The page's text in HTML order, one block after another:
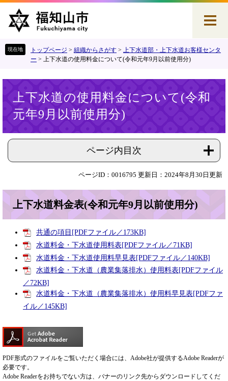
す
し
トップページ > 組織からさがす > 上下水道部・上下水道お客様センタ
ー > 上下水道の使用料金について(令和元年9月以前使用分)
上下水道の使用料金について(令和
元年9月以前使用分)
ページ内目次
ページID：0016795 更新日：2024年8月30日更新
上下水道料金表(令和元年9月以前使用分)
共通の項目[PDFファイル／173KB]
水道料金・下水道使用料表[PDFファイル／71KB]
水道料金・下水道使用料早見表[PDFファイル／140KB]
水道料金・下水道（農業集落排水）使用料表[PDFファイル
／72KB]
水道料金・下水道（農業集落排水）使用料早見表[PDFファ
イル／145KB]
PDF形式のファイルをご覧いただく場合には、Adobe社が提供するAdobe Readerが
必要です。
Adobe Readerをお持ちでない方は、バナーのリンク先からダウンロードしてくだ